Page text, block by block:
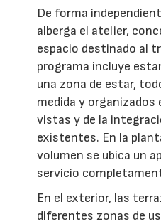
De forma
alberga el atelier,
espacio destinado al
programa incluye
una zona de estar,
medida y organizados
vistas y de la
existentes. En la
volumen se ubica un
servicio
En el exterior, las
diferentes zonas de